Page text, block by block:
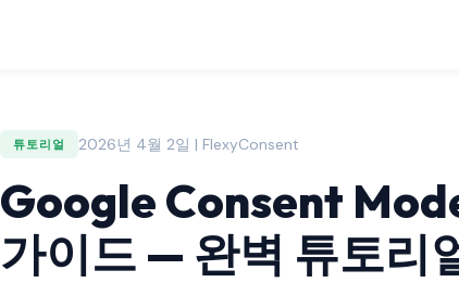
튜토리얼 2026년 4월 2일 | FlexyConsent
Google Consent
가이드 — 완벽 튜토리